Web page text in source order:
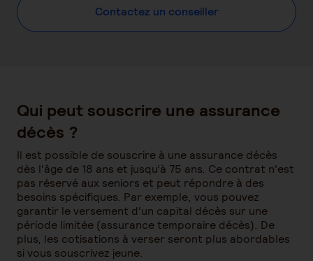
Contactez un conseiller
Qui peut souscrire une assurance
décès ?
Il est possible de souscrire à une assurance décès
dès l'âge de 18 ans et jusqu’à 75 ans. Ce contrat n'est
pas réservé aux seniors et peut répondre à des
besoins spécifiques. Par exemple, vous pouvez
garantir le versement d'un capital décès sur une
période limitée (assurance temporaire décès). De
plus, les cotisations à verser seront plus abordables
si vous souscrivez jeune.